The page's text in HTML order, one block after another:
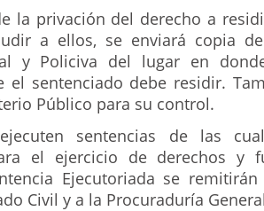
la privación del derecho a
a ellos, se enviará copia
y Policiva del lugar en
el sentenciado debe residir.
Público para su control.
sentencias de las
el ejercicio de derechos y
Ejecutoriada se
Civil y a la Procuraduría